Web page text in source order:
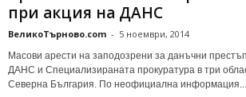
при акция на ДАНС
ВеликоТърново.com - 5 ноември, 2014
Масови арести на заподозрени за данъчни
ДАНС и Специализираната прокуратура в три
Северна България. По неофициална информация...